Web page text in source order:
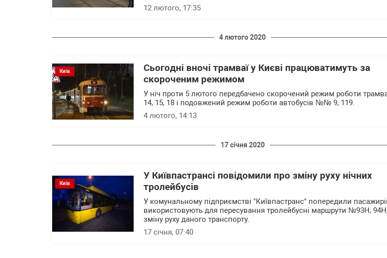
12 лютого, 17:35
4 лютого 2020
Київ
Сьогодні вночі трамваї у Києві працюватимуть за
скороченим режимом
У ніч проти 5 лютого передбачено скорочений режим роботи
14, 15, 18 і подовжений режим роботи автобусів №№ 9, 119.
4 лютого, 14:13
17 січня 2020
Київ
У Київпастрансі повідомили про зміну руху нічних
тролейбусів
У комунальному підприємстві "Київпастранс" попередили
використовують для пересування тролейбусні маршрути №93Н,
зміну руху даного транспорту.
17 січня, 07:40